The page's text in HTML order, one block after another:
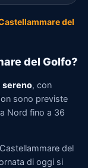
del
del Golfo?
sereno, con
sono previste
Nord fino a 36
del
di oggi si